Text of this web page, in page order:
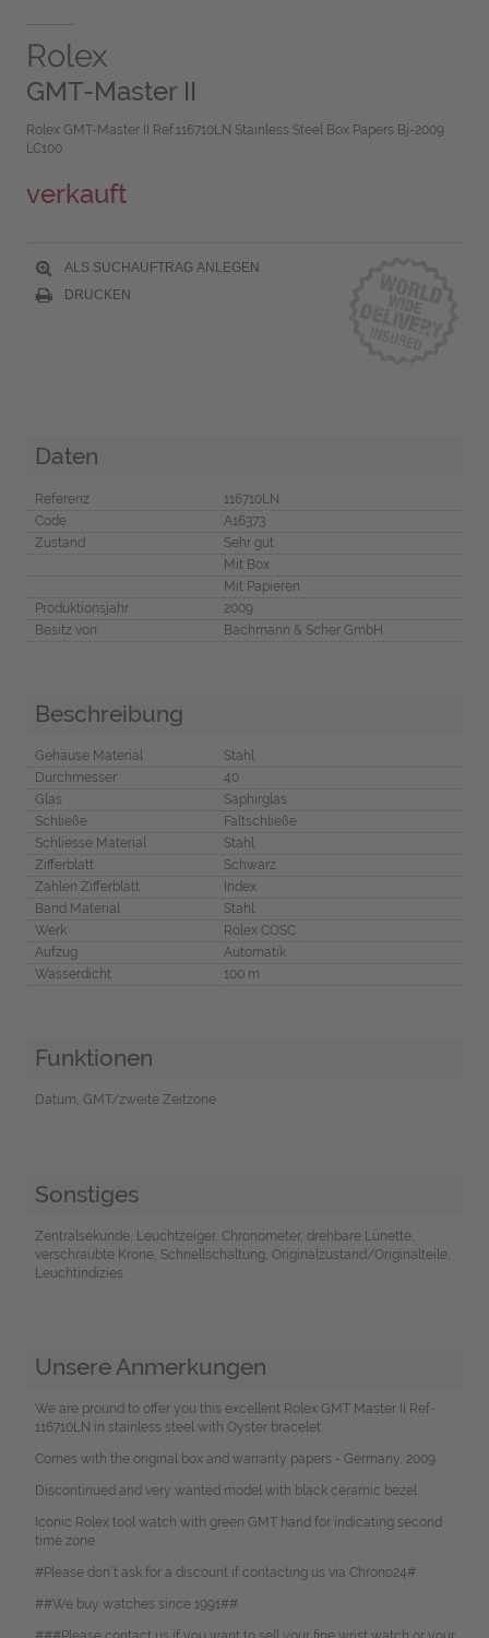
Rolex
GMT-Master II
Rolex GMT-Master II Ref.116710LN Stainless Steel Box Papers Bj-2009
LC100
verkauft
ALS SUCHAUFTRAG ANLEGEN
DRUCKEN
Daten
Referenz
116710LN
Code
A16373
Zustand
Sehr gut
Mit Box
Mit Papieren
Produktionsjahr
2009
Besitz von
Bachmann & Scher GmbH
Beschreibung
Gehäuse Material
Stahl
Durchmesser
40
Glas
Saphirglas
Schließe
Faltschließe
Schliesse Material
Stahl
Zifferblatt
Schwarz
Zahlen Zifferblatt
Index
Band Material
Stahl
Werk
Rolex COSC
Aufzug
Automatik
Wasserdicht
100 m
Funktionen
Datum, GMT/zweite Zeitzone
Sonstiges
Zentralsekunde, Leuchtzeiger, Chronometer, drehbare Lünette,
verschraubte Krone, Schnellschaltung, Originalzustand/Originalteile,
Leuchtindizies
Unsere Anmerkungen
We are pround to offer you this excellent Rolex GMT Master II Ref-
116710LN in stainless steel with Oyster bracelet.
Comes with the original box and warranty papers - Germany, 2009.
Discontinued and very wanted model with black ceramic bezel.
Iconic Rolex tool watch with green GMT hand for indicating second
time zone.
#Please don`t ask for a discount if contacting us via Chrono24#
##We buy watches since 1991##